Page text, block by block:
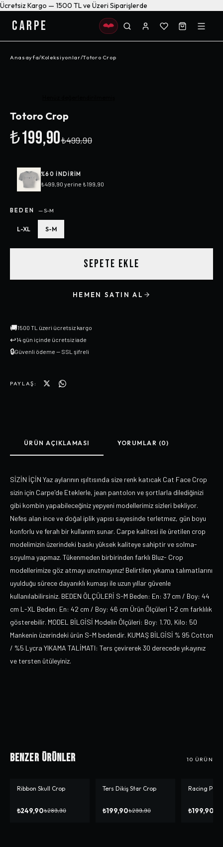
Ücretsiz Kargo — 1500 TL ve Üzeri Siparişlerde
CARPE
Anasayfa/Koleksiyonlar/Totoro Crop
Totoro Crop
₺199,90₺499,90
%60 INDIRIM
₺499,90 yerine ₺199,90
BEDEN —S-M
L-XL S-M
SEPETE EKLE
HEMEN SATIN AL
🚚1500 TL üzeri ücretsiz kargo
↩14 gün içinde ücretsiz iade
🔒Güvenli ödeme — SSL şifreli
PAYLAŞ:
ÜRÜN AÇIKLAMASI YORUMLAR (0)
SİZİN İÇİN Yaz aylarının ışıltısında size renk katıcak Cat Face Crop
sizin için Carpe'de Eteklerle, jean pantolon ve şortlarla dilediğinizi
gibi kombin yapabileceğiniz yepyeni modellerimiz sizleri bekliyor.
Nefes alan ince ve doğal iplik yapısı sayesinde terletmez, gün boyu
konforlu ve ferah bir kullanım sunar. Carpe kalitesi ile üretilen crop
modelimizin üzerindeki baskı yüksek kaliteye sahiptir ve solma-
soyulma yapmaz. Tükenmeden birbirinden farklı Bluz- Crop
modellerimize göz atmayı unutmayınız! Belirtilen yıkama talımatlarını
uyulduğu sürece dayanıklı kumaşı ile uzun yıllar güvenle
kullanılabilirsiniz. BEDEN ÖLÇÜLERİ S-M Beden: En: 37 cm / Boy: 44
cm L-XL Beden: En: 42 cm / Boy: 46 cm Ürün Ölçüleri 1-2 cm farklılık
gösterebilir. MODEL BİLGİSİ Modelin Ölçüleri: Boy: 1.70, Kilo: 50
Mankenin üzerindeki ürün S-M bedendir. KUMAŞ BİLGİSİ % 95 Cotton
/ %5 Lycra YIKAMA TALİMATI: Ters çevirerek 30 derecede yıkayınız
ve tersten ütüleyiniz.
Benzer Ürünler 10 ÜRÜN
-%14
Ribbon Skull Crop
₺249,90₺289,90
-%33
Ters Dikiş Star Crop
₺199,90₺299,90
-%50
Racing
₺199,90